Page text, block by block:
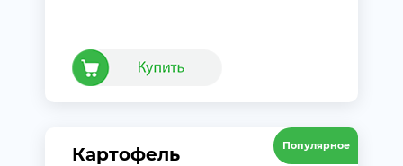
Популярное
Картофель